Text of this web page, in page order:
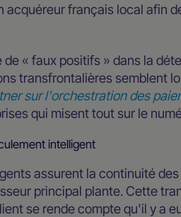
français local afin
« faux positifs » dans la
transfrontalières semblent
sur l'orchestration des
qui misent tout sur le
intelligent
assurent la continuité
principal plante. Cette
se rende compte qu'il y a